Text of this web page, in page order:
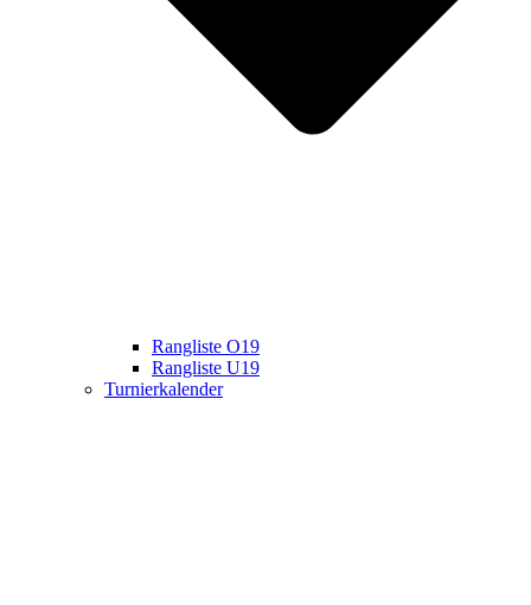
Rangliste O19
Rangliste U19
Turnierkalender